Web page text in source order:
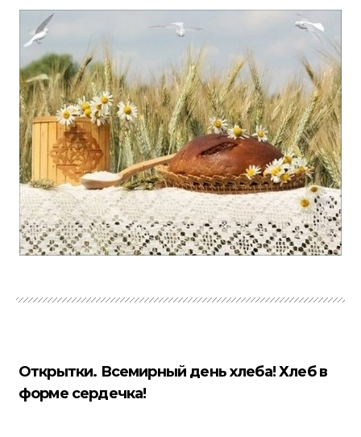
Открытки. Всемирный день хлеба! Хлеб в
форме сердечка!